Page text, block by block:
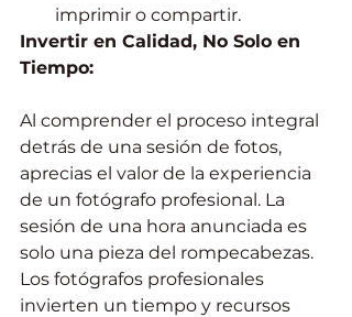
imprimir o compartir.
Invertir en Calidad, No Solo en
Tiempo:
Al comprender el proceso integral
detrás de una sesión de fotos,
aprecias el valor de la experiencia
de un fotógrafo profesional. La
sesión de una hora anunciada es
solo una pieza del rompecabezas.
Los fotógrafos profesionales
invierten un tiempo y recursos